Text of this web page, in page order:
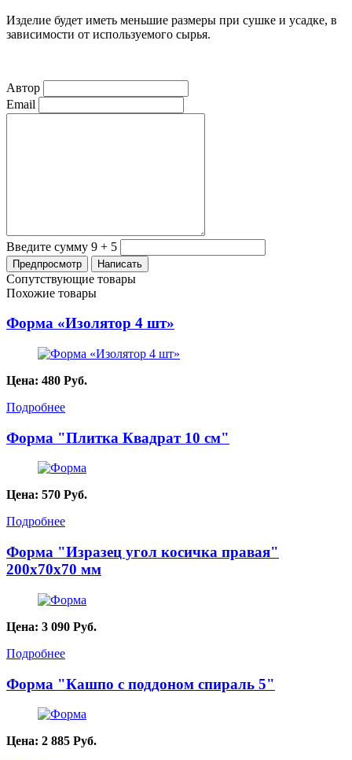
Изделие будет иметь меньшие размеры при сушке и усадке, в
зависимости от используемого сырья.
Автор
Email
Введите сумму 9 + 5
Сопутствующие товары
Похожие товары
Форма «Изолятор 4 шт»
Цена: 480 Руб.
Подробнее
Форма "Плитка Квадрат 10 см"
Цена: 570 Руб.
Подробнее
Форма "Изразец угол косичка правая"
200х70х70 мм
Цена: 3 090 Руб.
Подробнее
Форма "Кашпо с поддоном спираль 5"
Цена: 2 885 Руб.